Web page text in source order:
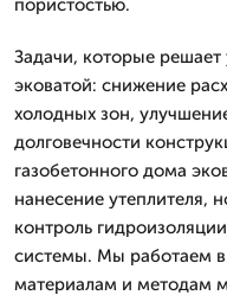
пористостью.
Задачи, которые решает
эковатой: снижение
холодных зон,
долговечности
газобетонного дома
нанесение утеплителя,
контроль
системы. Мы работаем
материалам и методам